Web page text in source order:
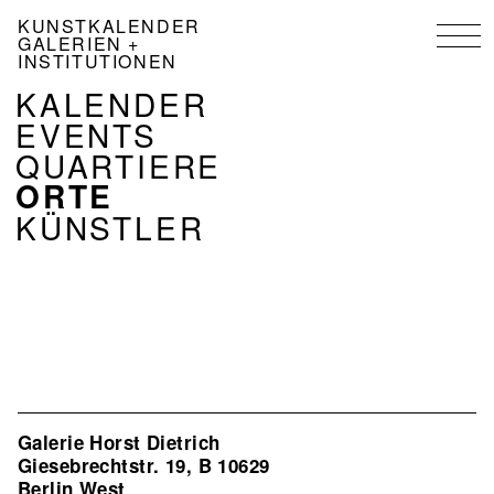
zum
Inhalt
KUNSTKALENDER
GALERIEN +
INSTITUTIONEN
NAVIGATION
KALENDER
DE
KALENDER
EVENTS
QUARTIERE
ORTE
KÜNSTLER
Galerie Horst Dietrich
Giesebrechtstr. 19, B 10629
Berlin West